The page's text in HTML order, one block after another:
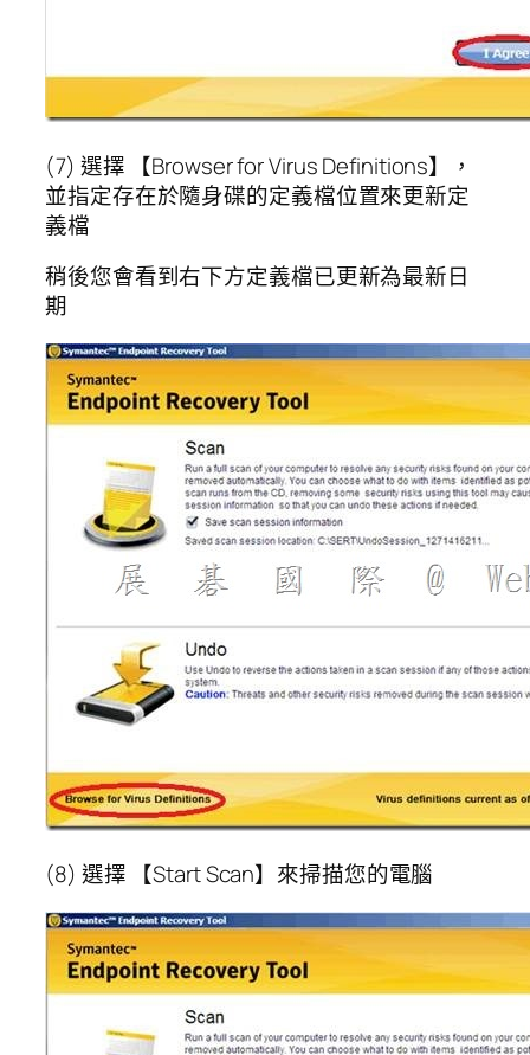
(7) 選擇 【Browser for Virus Definitions】，
並指定存在於隨身碟的定義檔位置來更新定
義檔
稍後您會看到右下方定義檔已更新為最新日
期
(8) 選擇 【Start Scan】來掃描您的電腦